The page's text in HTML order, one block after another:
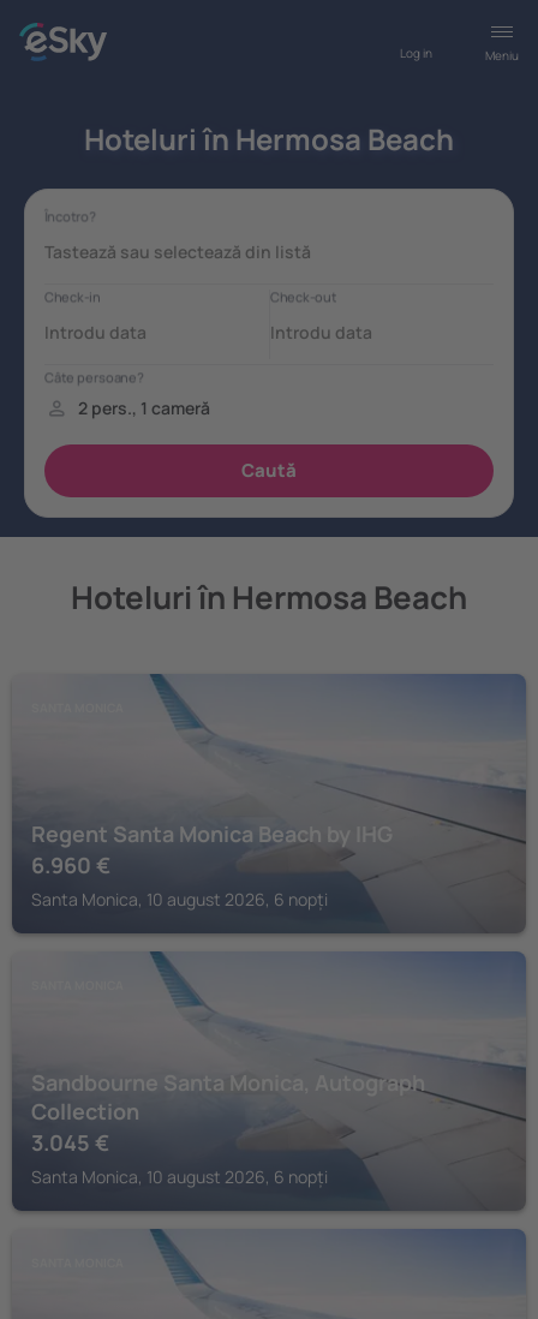
Meniu
Log in
Hoteluri în Hermosa Beach
Hoteluri în Hermosa Beach
Regent Santa Monica Beach by IHG
6.960 €
Santa Monica, 10 august 2026, 6 nopți
Sandbourne Santa Monica, Autograph
Collection
3.045 €
Santa Monica, 10 august 2026, 6 nopți